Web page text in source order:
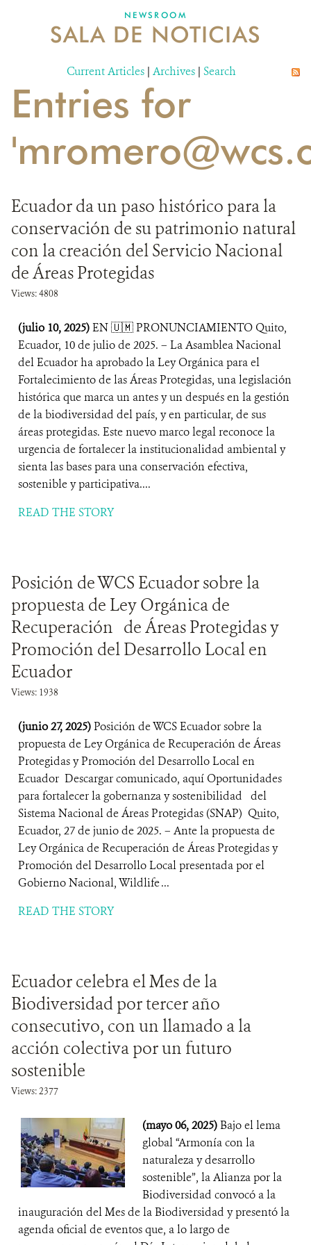
MECANISMO DE ATENCIÓN DE QUEJAS Y RECLAMOS
DONA
NEWSROOM
SALA DE NOTICIAS
Current Articles | Archives | Search
Entries for
Ecuador da un paso histórico para la
conservación de su patrimonio natural
con la creación del Servicio Nacional
de Áreas Protegidas
Views: 4808
(julio 10, 2025)EN 🇺🇲 PRONUNCIAMIENTO Quito,
Ecuador, 10 de julio de 2025. – La Asamblea Nacional
del Ecuador ha aprobado la Ley Orgánica para el
Fortalecimiento de las Áreas Protegidas, una legislación
histórica que marca un antes y un después en la gestión
de la biodiversidad del país, y en particular, de sus
áreas protegidas. Este nuevo marco legal reconoce la
urgencia de fortalecer la institucionalidad ambiental y
sienta las bases para una conservación efectiva,
sostenible y participativa....
READ THE STORY
Posición de WCS Ecuador sobre la
propuesta de Ley Orgánica de
Recuperación de Áreas Protegidas y
Promoción del Desarrollo Local en
Ecuador
Views: 1938
(junio 27, 2025)Posición de WCS Ecuador sobre la
propuesta de Ley Orgánica de Recuperación de Áreas
Protegidas y Promoción del Desarrollo Local en
Ecuador Descargar comunicado, aquí Oportunidades
para fortalecer la gobernanza y sostenibilidad del
Sistema Nacional de Áreas Protegidas (SNAP) Quito,
Ecuador, 27 de junio de 2025. – Ante la propuesta de
Ley Orgánica de Recuperación de Áreas Protegidas y
Promoción del Desarrollo Local presentada por el
Gobierno Nacional, Wildlife ...
READ THE STORY
Ecuador celebra el Mes de la
Biodiversidad por tercer año
consecutivo, con un llamado a la
acción colectiva por un futuro
sostenible
Views: 2377
(mayo 06, 2025)Bajo el lema
global “Armonía con la
naturaleza y desarrollo
sostenible”, la Alianza por la
Biodiversidad convocó a la
inauguración del Mes de la Biodiversidad y presentó la
agenda oficial de eventos que, a lo largo de